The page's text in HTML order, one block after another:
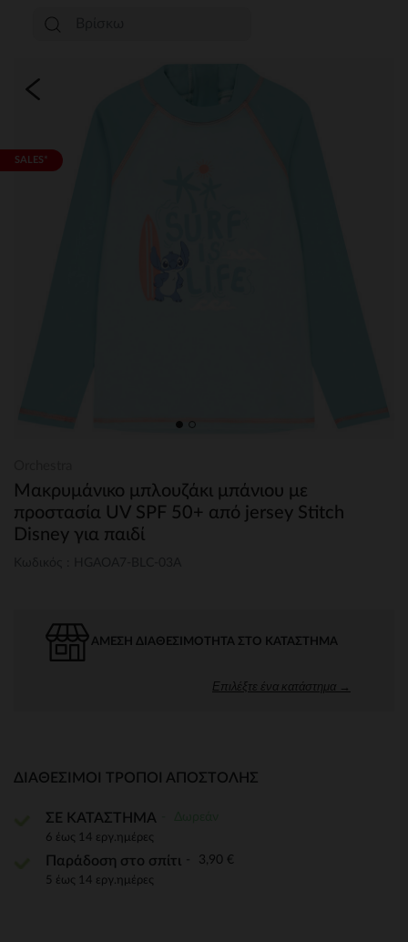
SALES*
Μακρυμάνικο μπλουζάκι μπάνιου με
προστασία UV SPF 50+ από jersey Stitch
Disney για παιδί
ΆΜΕΣΗ ΔΙΑΘΕΣΙΜΌΤΗΤΑ ΣΤΟ ΚΑΤΆΣΤΗΜΑ
Επιλέξτε ένα κατάστημα →
ΔΙΑΘΈΣΙΜΟΙ ΤΡΌΠΟΙ ΑΠΟΣΤΟΛΉΣ
ΣΕ ΚΑΤΑΣΤΗΜΑ
6 έως 14 εργ.ημέρες
Παράδοση στο σπίτι 3,90 €
5 έως 14 εργ.ημέρες